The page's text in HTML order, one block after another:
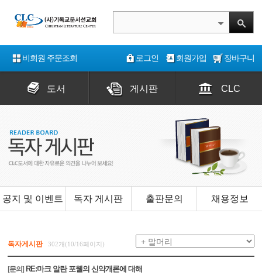
비회원 주문조회 로그인 회원가입 장바구니
도서 게시판 CLC
공지 및 이벤트 독자 게시판 출판문의 채용정보
독자게시판 302개(10/16페이지)
[문의] RE:마크 알란 포웰의 신약개론에 대해